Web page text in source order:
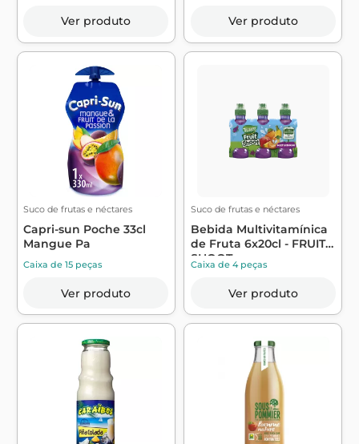
Ver produto Ver produto
Suco de frutas e néctares
Capri-sun Poche 33cl
Mangue Pa
Caixa de 15 peças
Ver produto
Suco de frutas e néctares
Bebida Multivitamínica
de Fruta 6x20cl - FRUIT
SHOOT...
Caixa de 4 peças
Ver produto